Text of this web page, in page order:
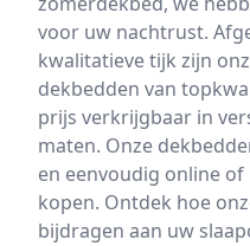
voor uw nachtrust.
kwalitatieve tijk zijn
dekbedden van
prijs verkrijgbaar in
maten. Onze
en eenvoudig online
kopen. Ontdek hoe
bijdragen aan uw